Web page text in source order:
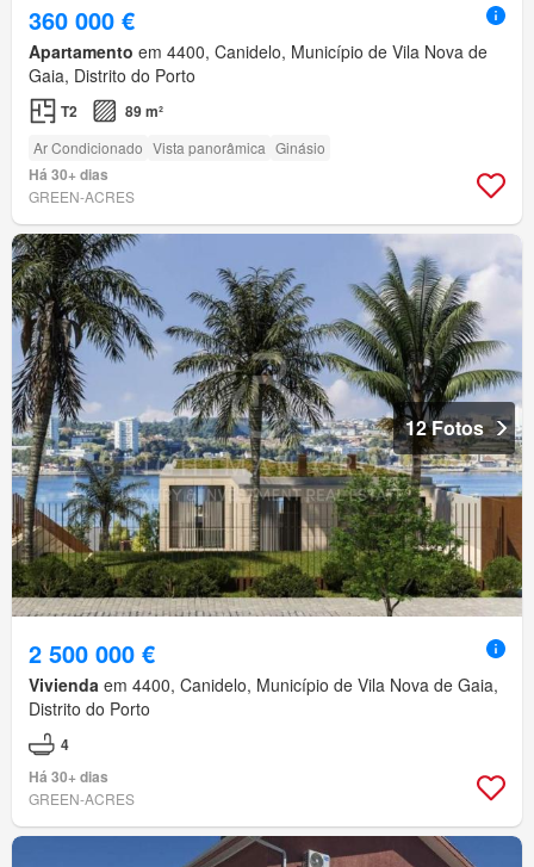
360 000 €
Apartamento em 4400, Canidelo, Município de Vila Nova de
Gaia, Distrito do Porto
T2 89 m²
Ar Condicionado Vista panorâmica Ginásio
Há 30+ dias
GREEN-ACRES
12 Fotos
2 500 000 €
Vivienda em 4400, Canidelo, Município de Vila Nova de Gaia,
Distrito do Porto
4
Há 30+ dias
GREEN-ACRES